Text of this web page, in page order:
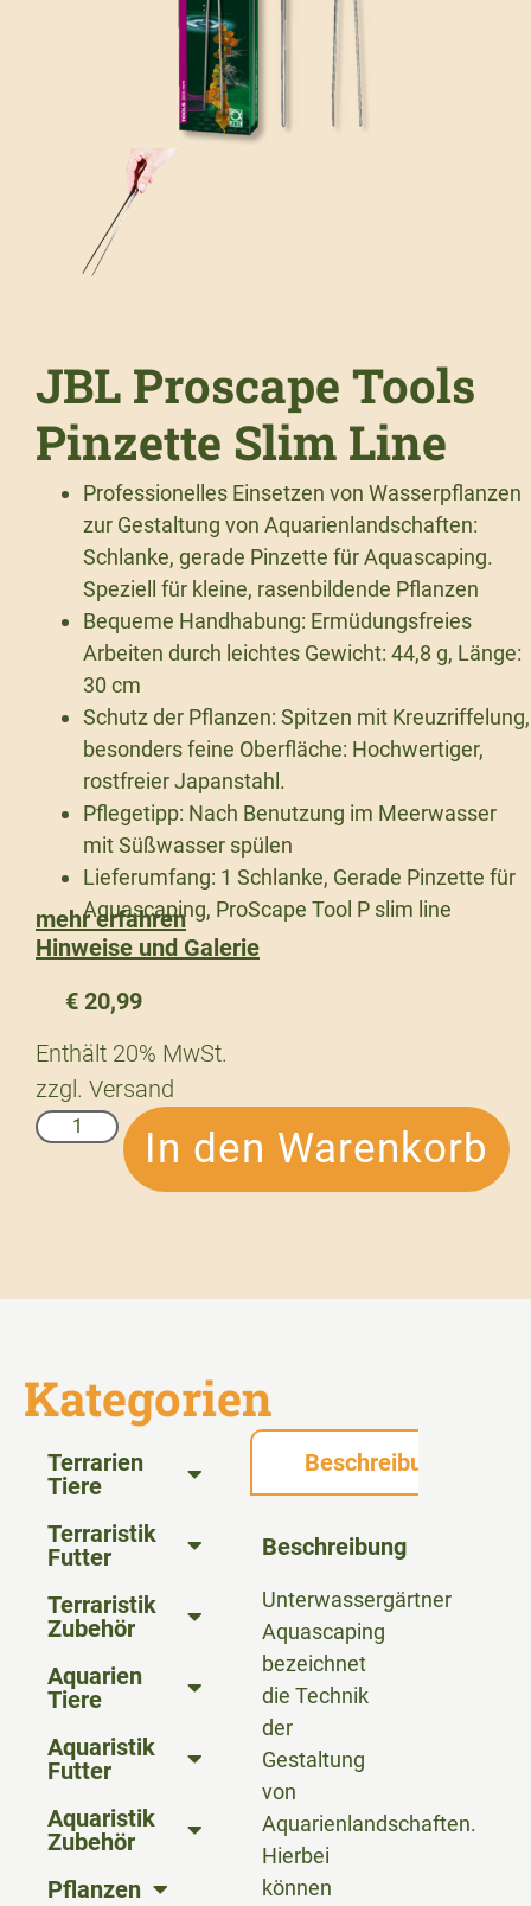
JBL Proscape Tools
Pinzette Slim Line
Professionelles Einsetzen von Wasserpflanzen
zur Gestaltung von Aquarienlandschaften:
Schlanke, gerade Pinzette für Aquascaping.
Speziell für kleine, rasenbildende Pflanzen
Bequeme Handhabung: Ermüdungsfreies
Arbeiten durch leichtes Gewicht: 44,8 g, Länge:
30 cm
Schutz der Pflanzen: Spitzen mit Kreuzriffelung,
besonders feine Oberfläche: Hochwertiger,
rostfreier Japanstahl.
Pflegetipp: Nach Benutzung im Meerwasser
mit Süßwasser spülen
Lieferumfang: 1 Schlanke, Gerade Pinzette für
Aquascaping, ProScape Tool P slim line
mehr erfahren
Hinweise und Galerie
€ 20,99
Enthält 20% MwSt.
zzgl. Versand
In den Warenkorb
Kategorien
Terrarien
Tiere
Terraristik
Futter
Terraristik
Zubehör
Aquarien
Tiere
Aquaristik
Futter
Aquaristik
Zubehör
Pflanzen
Beschreibung
Beschreibung
Unterwassergärtner
Aquascaping
bezeichnet
die Technik
der
Gestaltung
von
Aquarienlandschaften.
Hierbei
können